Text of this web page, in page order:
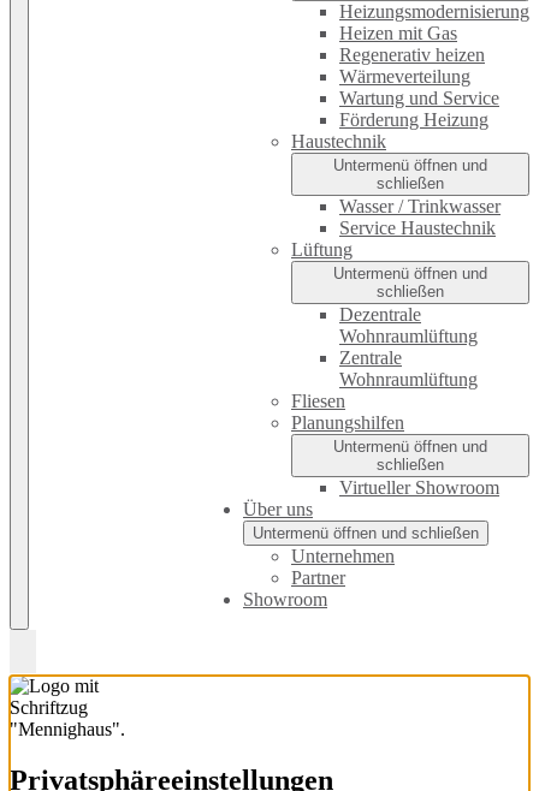
Heizungsmodernisierung
Heizen mit Gas
Regenerativ heizen
Wärmeverteilung
Wartung und Service
Förderung Heizung
Haustechnik
Untermenü öffnen und
schließen
Wasser / Trinkwasser
Service Haustechnik
Lüftung
Untermenü öffnen und
schließen
Dezentrale
Wohnraumlüftung
Zentrale
Wohnraumlüftung
Fliesen
Planungshilfen
Untermenü öffnen und
schließen
Virtueller Showroom
Über uns
Untermenü öffnen und schließen
Unternehmen
Partner
Showroom
Privatsphäre­einstellungen